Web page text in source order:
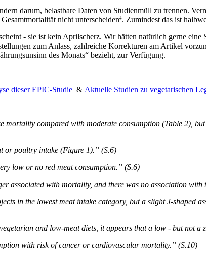
darum, belastbare Daten von Studienmüll zu trennen.
nicht unterscheiden4. Zumindest das ist
- sie ist kein Aprilscherz. Wir hätten natürlich gerne
zum Anlass, zahlreiche Korrekturen am Artikel
des Monats“ bezieht, zur Verfügung.
dieser EPIC-Studie & Aktuelle Studien zu vegetarischen
mortality compared with moderate consumption (Table 2),
or poultry intake (Figure 1).” (S.6)
low or no red meat consumption.” (S.6)
associated with mortality, and there was no association
in the lowest meat intake category, but a slight J-
and low-meat diets, it appears that a low - but not
with risk of cancer or cardiovascular mortality.” (S.10)